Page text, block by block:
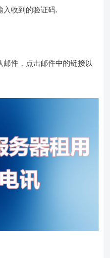
入收到的验证码.
件，点击邮件中的链接以